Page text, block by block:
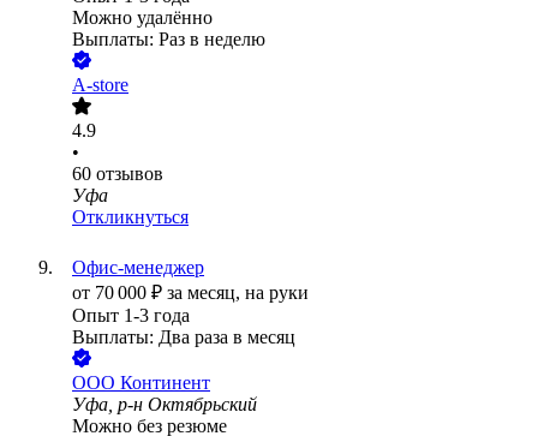
Можно удалённо
Выплаты: Раз в неделю
A-store
4.9
•
60 отзывов
Уфа
Откликнуться
Офис-менеджер
от 70 000 ₽ за месяц, на руки
Опыт 1-3 года
Выплаты: Два раза в месяц
ООО Континент
Уфа, р-н Октябрьский
Можно без резюме